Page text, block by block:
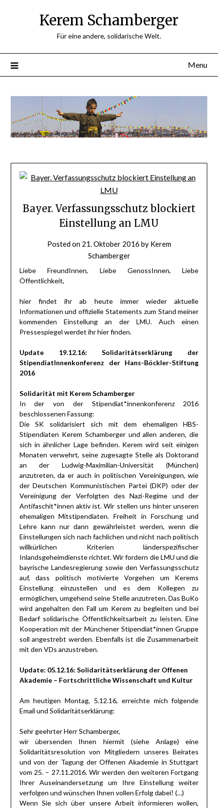
Kerem Schamberger
Für eine andere, solidarische Welt.
Menu
Bayer. Verfassungsschutz blockiert
Einstellung an LMU
Posted on 21. Oktober 2016 by Kerem
Schamberger
Liebe FreundInnen, Liebe GenossInnen, Liebe
Öffentlichkeit,
hier findet ihr ab heute immer wieder aktuelle
Informationen und offizielle Statements zum Stand meiner
kommenden Einstellung an der LMU. Auch einen
Pressespiegel werdet ihr hier finden.
Update 19.12.16: Solidaritätserklärung der
StipendiatInnenkonferenz der Hans-Böckler-Stiftung
2016
Solidarität mit Kerem Schamberger
In der von der Stipendiat*innenkonferenz 2016
beschlossenen Fassung:
Die SK solidarisiert sich mit dem ehemaligen HBS-
Stipendiaten Kerem Schamberger und allen anderen, die
sich in ähnlicher Lage befinden. Kerem wird seit einigen
Monaten verwehrt, seine zugesagte Stelle als Doktorand
an der Ludwig-Maximilian-Universität (München)
anzutreten, da er auch in politischen Vereinigungen, wie
der Deutschen Kommunistischen Partei (DKP) oder der
Vereinigung der Verfolgten des Nazi-Regime und der
Antifaschit*innen aktiv ist. Wir stellen uns hinter unseren
ehemaligen Mitstipendiaten. Freiheit in Forschung und
Lehre kann nur dann gewährleistet werden, wenn die
Einstellungen sich nach fachlichen und nicht nach politisch
willkürlichen Kriterien länderspezifischer
Inlandsgeheimdienste richtet. Wir fordern die LMU und die
bayrische Landesregierung sowie den Verfassungsschutz
auf, dass politisch motivierte Vorgehen um Kerems
Einstellung einzustellen und es dem Kollegen zu
ermöglichen, umgehend seine Stelle anzutreten. Das BuKo
wird angehalten den Fall um Kerem zu begleiten und bei
Bedarf solidarische Öffentlichkeitsarbeit zu leisten. Eine
Kooperation mit der Münchener Stipendiat*innen Gruppe
soll angestrebt werden. Ebenfalls ist die Zusammenarbeit
mit den VDs anzustreben.
Update: 05.12.16: Solidaritätserklärung der Offenen
Akademie – Fortschrittliche Wissenschaft und Kultur
Am heutigen Montag, 5.12.16, erreichte mich folgende
Email und Solidaritätserklärung:
Sehr geehrter Herr Schamberger,
wir übersenden Ihnen hiermit (siehe Anlage) eine
Solidaritätsresolution von Mitgliedern unseres Beirates
und von der Tagung der Offenen Akademie in Stuttgart
vom 25. – 27.11.2016. Wir werden den weiteren Fortgang
Ihrer Auseinandersetzung um Ihre Einstellung weiter
verfolgen und wünschen Ihnen vollen Erfolg dabei! (…)
Wenn Sie sich über unsere Arbeit informieren wollen,